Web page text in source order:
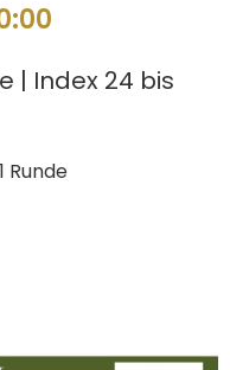
| Index 24 bis
Runde